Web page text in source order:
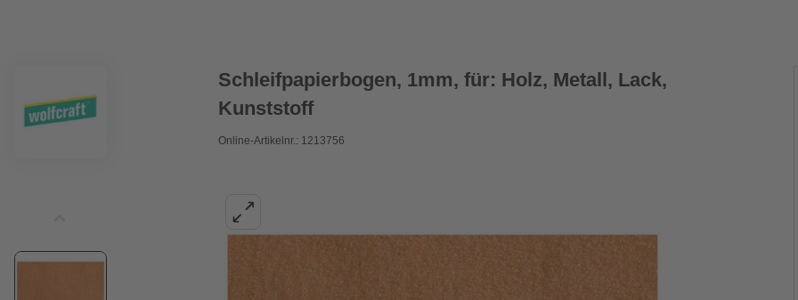
Schleifpapierbogen, 1mm, für: Holz, Metall, Lack,
Kunststoff
Online-Artikelnr.: 1213756